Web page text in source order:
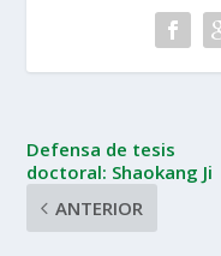
Defensa de tesis
doctoral: Shaokang Ji
ANTERIOR